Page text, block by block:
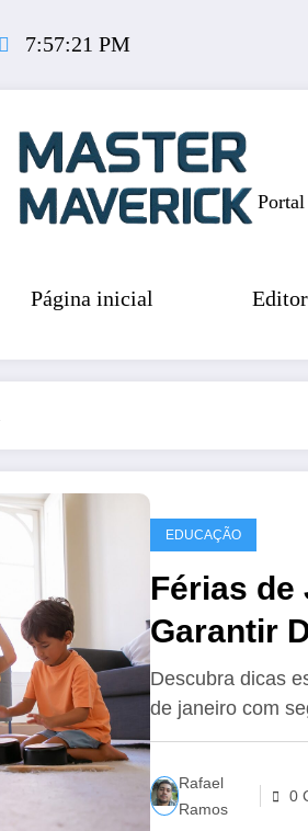
7:57:22 PM
Página inicial
EDUCAÇÃO
Férias de
Garantir
para
Descubra dicas
de janeiro com
Rafael
Ramos
0